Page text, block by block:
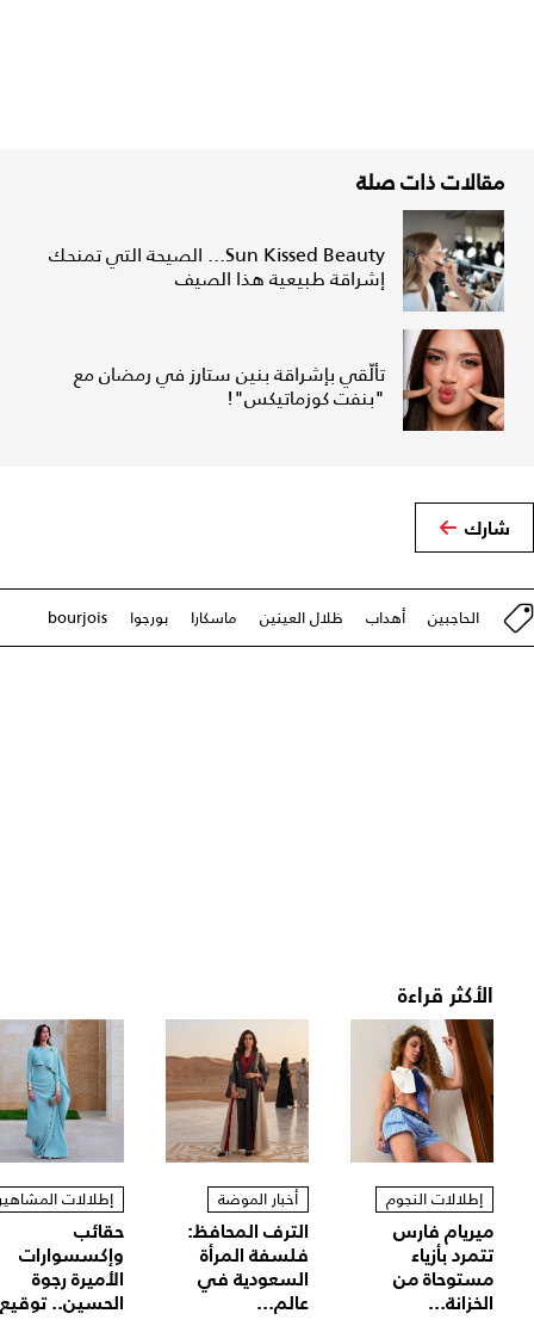
مقالات ذات صلة
Sun Kissed Beauty... الصيحة التي تمنحك
إشراقة طبيعية هذا الصيف
تألّقي بإشراقة بنين ستارز في رمضان مع
"بنفت كوزماتيكس"!
شارك
الحاجبين أهداب ظلال العينين ماسكارا بورجوا bourjois
الأكثر قراءة
إطلالات النجوم
ميريام فارس
تتمرد بأزياء
مستوحاة من
الخزانة...
أخبار الموضة
الترف المحافظ:
فلسفة المرأة
السعودية في
عالم...
إطلالات
حقائب
وإكسسوارات
الأميرة رجوة
الحسين..